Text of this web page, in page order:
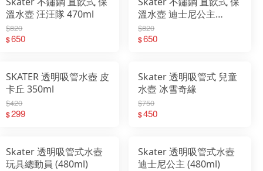
溫水壺 汪汪隊 470ml
$820
$650
溫水壺 迪士尼公主
470ml
$820
$650
SKATER 透明吸管水壺 皮
卡丘 350ml
$420
$299
Skater 透明吸管式 兒童
水壺 冰雪奇緣
$750
$450
Skater 透明吸管式水壺
玩具總動員 (480ml)
Skater 透明吸管式水壺
迪士尼公主 (480ml)